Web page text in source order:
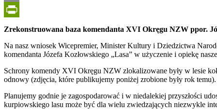
Email
PrintFriendly
Zrekonstruowana baza komendanta XVI Okręgu NZW ppor.
Na nasz wniosek Wicepremier, Minister Kultury i Dziedzictwa
komendanta Józefa Kozłowskiego „Lasa” w użyczenie i opiekę
Schrony komendy XVI Okręgu NZW zlokalizowane były w lesie
odnowy (zdjęcia, które publikujemy poniżej zrobione były rok temu).
Planujemy godnie je zagospodarować i w niedalekiej przyszłości
kurpiowskiego lasu może być dla wielu zwiedzających niezwykle